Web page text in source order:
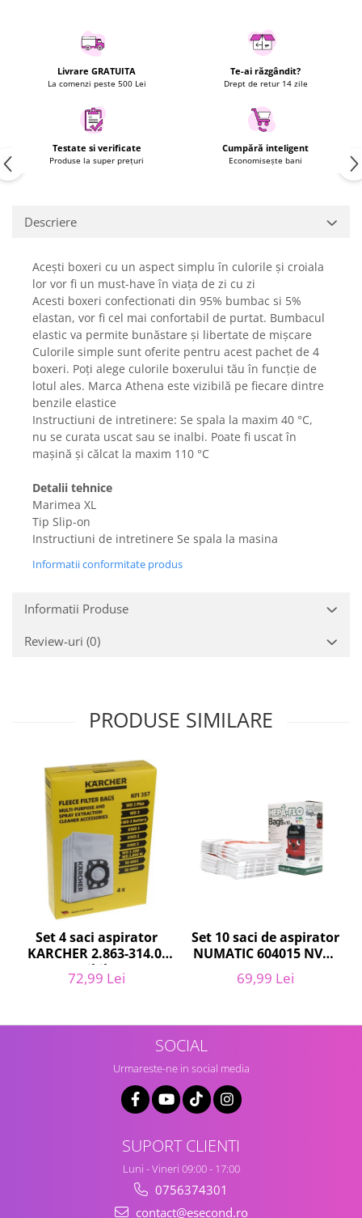
Aparate Frigorifice
Aparate Racire Aer
Aragaze si cuptoare cu microunde
Electrocasnice pentru Bucatarie
Fiare de calcat si masini de cusut
Ingrijire Locuinta
Purificatoare de aer
Bijuterii
Ceasuri dama
Cutii, curele si accesorii ceasuri
Genti si accesorii barbati
Genti si accesorii femei
Imbracaminte barbati
Imbracaminte femei
Imbracaminte si Incaltaminte copii
Incaltaminte barbati
Incaltaminte femei
Ochelari de soare
Ochelari de vedere
Gaming, Carti & Birotica
Birotica & Papetarie
Ingrijire personala & Cosmetice
Accesorii aparate hair styling
Aparate & Accesorii ingrijire
Consumabile sanitare
Igiena dentara
Jucarii, Copii & Bebe
Camera copilului
Hrana bebelusi
Igiena si ingrijire
Jucarii si Jocuri
Maternitate
Accesorii animale de companie
Acvaristica
Zgarzi, lese si hamuri
PC, Periferice & Software
Desktop PC & Monitoare
Livrare GRATUITA
La comenzi peste 500 Lei
Te-ai răzgândit?
Drept de retur 14 zile
Testate si verificate
Produse la super prețuri
Cumpără inteligent
Economisește bani
Descriere
Acești boxeri cu un aspect simplu în culorile și croiala
lor vor fi un must-have în viața de zi cu zi
Acesti boxeri confectionati din 95% bumbac si 5%
elastan, vor fi cel mai confortabil de purtat. Bumbacul
elastic va permite bunăstare și libertate de mișcare
Culorile simple sunt oferite pentru acest pachet de 4
boxeri. Poți alege culorile boxerului tău în funcție de
lotul ales. Marca Athena este vizibilă pe fiecare dintre
benzile elastice
Instructiuni de intretinere: Se spala la maxim 40 °C,
nu se curata uscat sau se inalbi. Poate fi uscat în
mașină și călcat la maxim 110 °C
Detalii tehnice
Marimea XL
Tip Slip-on
Instructiuni de intretinere Se spala la masina
Informatii conformitate produs
Informatii Produse
Review-uri (0)
PRODUSE SIMILARE
Set 4 saci aspirator
KARCHER 2.863-314.0,
compatibil cu WD,
KWD, SE
72,99 Lei
Set 10 saci de aspirator
NUMATIC 604015 NVM-
1CH, 9L
69,99 Lei
SOCIAL
Urmareste-ne in social media
SUPORT CLIENTI
Luni - Vineri 09:00 - 17:00
0756374301
contact@esecond.ro